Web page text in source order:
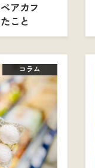
アカフ
こと
コラム